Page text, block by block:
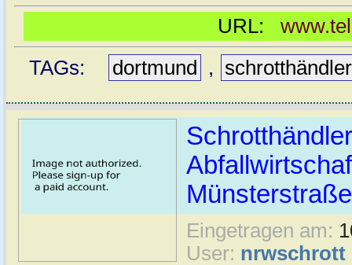
URL:
TAGs:
dortmund , schrotthändler
Eingetragen am:
User: nrwschrott